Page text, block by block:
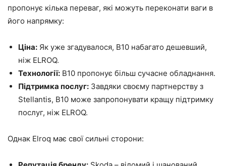
пропонує кілька переваг, які можуть переконати ваги в
його напрямку:
Ціна: Як уже згадувалося, B10 набагато дешевший,
ніж ELROQ.
Технології: B10 пропонує більш сучасне обладнання.
Підтримка послуг: Завдяки своєму партнерству з
Stellantis, B10 може запропонувати кращу підтримку
послуг, ніж ELROQ.
Однак Elroq має свої сильні сторони: